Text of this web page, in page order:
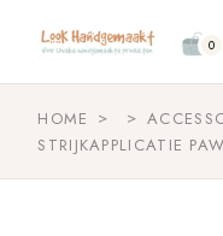
content
0
HOME
STRIJKAPPLICATIE